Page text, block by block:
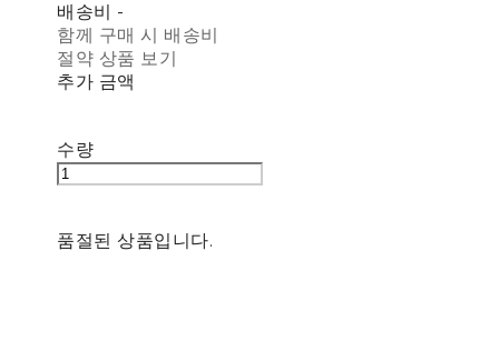
배송비 -
함께 구매 시 배송비
절약 상품 보기
추가 금액
수량
품절된 상품입니다.